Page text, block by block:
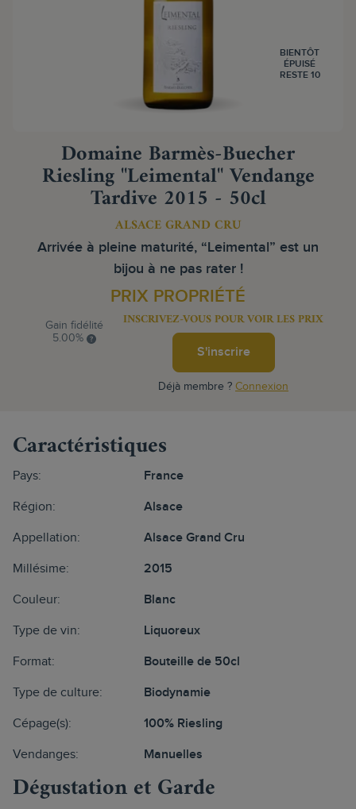
BIENTÔT
ÉPUISÉ
RESTE 10
Domaine Barmès-Buecher
Riesling "Leimental" Vendange
Tardive 2015 - 50cl
ALSACE GRAND CRU
Arrivée à pleine maturité, “Leimental” est un
bijou à ne pas rater !
PRIX PROPRIÉTÉ
Gain fidélité
5.00%
INSCRIVEZ-VOUS POUR VOIR LES PRIX
S'inscrire
Déjà membre ? Connexion
Caractéristiques
Pays: France
Région: Alsace
Appellation: Alsace Grand Cru
Millésime: 2015
Couleur: Blanc
Type de vin: Liquoreux
Format: Bouteille de 50cl
Type de culture: Biodynamie
Cépage(s): 100% Riesling
Vendanges: Manuelles
Dégustation et Garde